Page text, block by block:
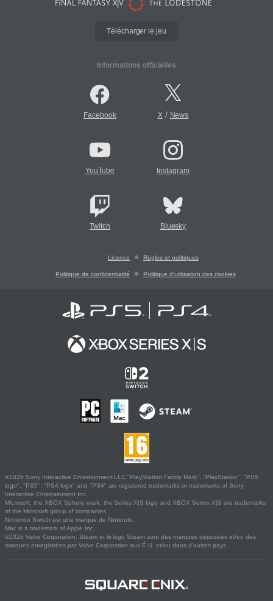
Télécharger le jeu
Informations officielles
Facebook X/ News
YouTube Instagram
Twitch Bluesky
Licence Règles et politiques
Politique de confidentialité Politique d'utilisation des cookies
©2026 Sony Interactive Entertainment LLC."PlayStation Family Mark", "PlayStation", "PS5
logo", "PS5", "PS4 logo" and "PS4" are registered trademarks or trademarks of Sony
Interactive Entertainment Inc.
Microsoft, the XBOX Sphere mark, the Series X|S logo and XBOX Series X|S are trademarks
of the Microsoft group of companies.
Nintendo Switch est une marque de Nintendo.
Mac is a trademark of Apple Inc.
©2026 Valve Corporation. Steam et le logo Steam sont des marques déposées et/ou des
marques enregistrées par Valve Corporation aux É.U. et/ou dans d'autres pays.